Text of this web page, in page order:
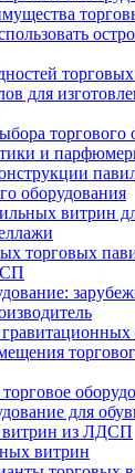
для
торгового
и
оборудования
витрин
торговых
для
витрин из ЛДСП
витрин